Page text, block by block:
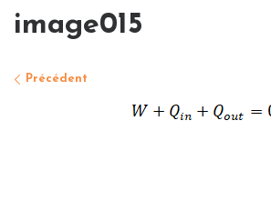
image015
Navigation des images
Précédent